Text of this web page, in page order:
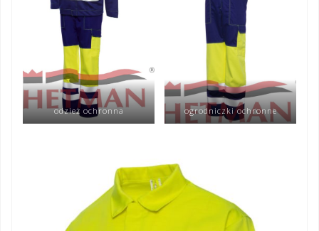
odzież ochronna ogrodniczki ochronne